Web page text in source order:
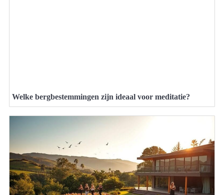
Welke bergbestemmingen zijn ideaal voor meditatie?